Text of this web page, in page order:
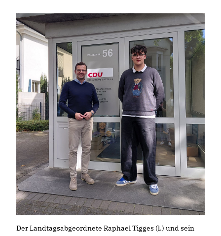
Der Landtagsabgeordnete Raphael Tigges (l.) und sein